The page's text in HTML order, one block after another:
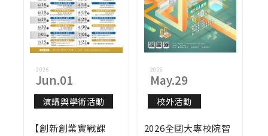
2026
Jun.01
演講與學術活動
【創新創業實戰課
2026
May.29
校外活動
2026全國大專校院智